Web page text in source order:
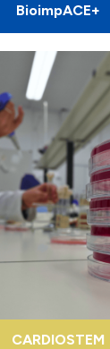
BioimpACE+
CARDIOSTEM